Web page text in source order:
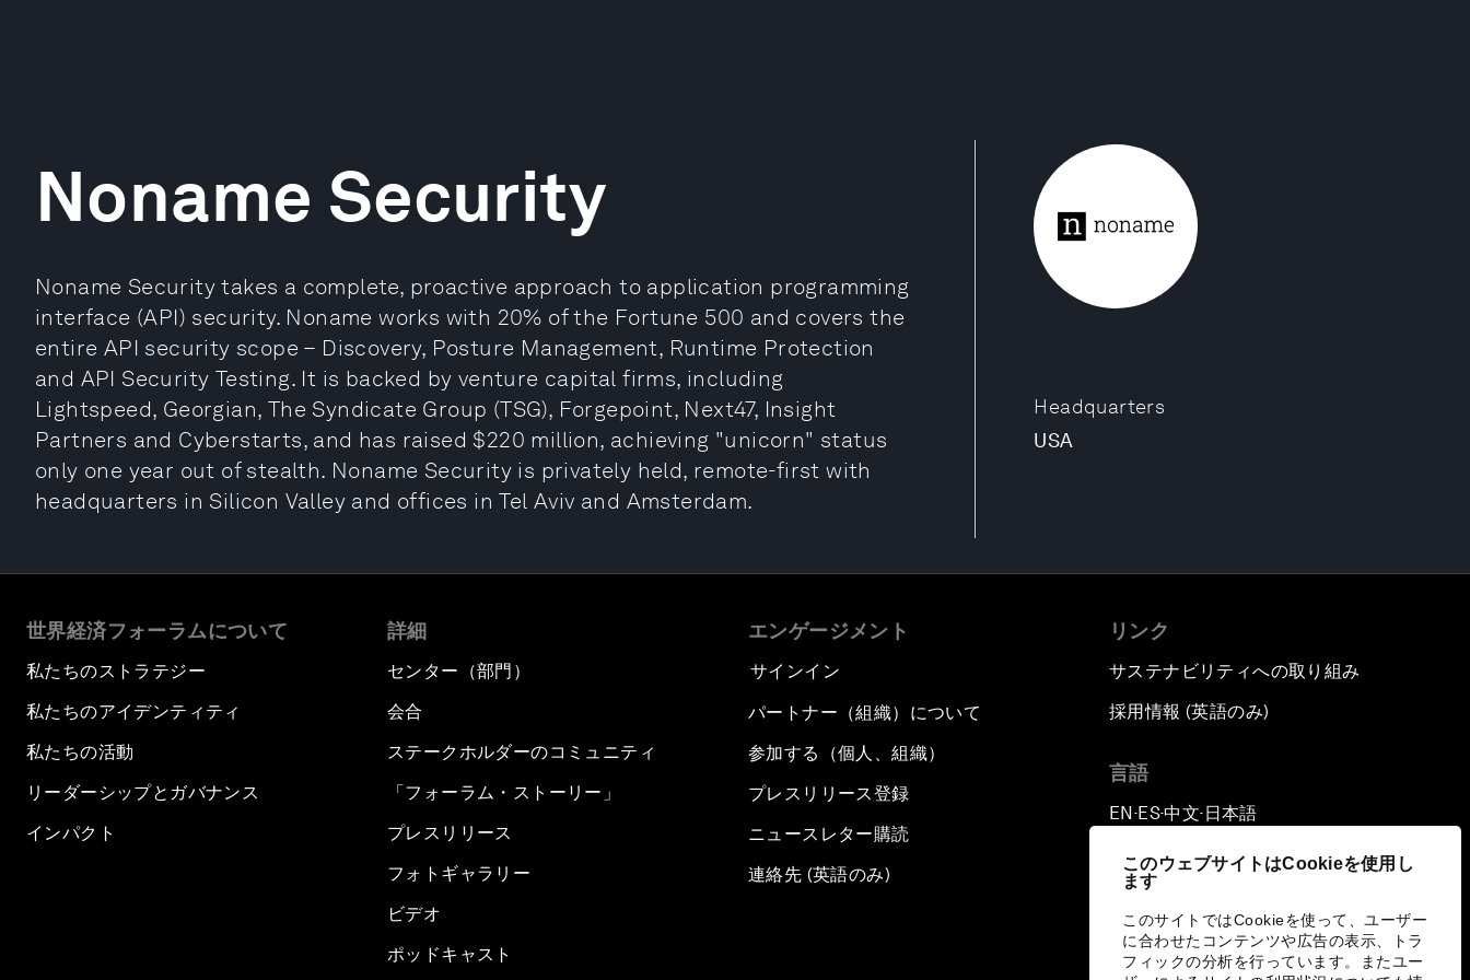
このウェブサイトはCookieを使用し
ます
このサイトではCookieを使って、ユーザー
に合わせたコンテンツや広告の表示、トラ
フィックの分析を行っています。またユー
Headquarters
USA
Noname Security
Noname Security takes a complete, proactive approach to application programming
interface (API) security. Noname works with 20% of the Fortune 500 and covers the
entire API security scope – Discovery, Posture Management, Runtime Protection
and API Security Testing. It is backed by venture capital firms, including
Lightspeed, Georgian, The Syndicate Group (TSG), Forgepoint, Next47, Insight
Partners and Cyberstarts, and has raised $220 million, achieving "unicorn" status
only one year out of stealth. Noname Security is privately held, remote-first with
headquarters in Silicon Valley and offices in Tel Aviv and Amsterdam.
世界経済フォーラムについて
私たちのストラテジー
私たちのアイデンティティ
私たちの活動
リーダーシップとガバナンス
インパクト
詳細
センター（部門）
会合
ステークホルダーのコミュニティ
「フォーラム・ストーリー」
プレスリリース
フォトギャラリー
ビデオ
ポッドキャスト
エンゲージメント
サインイン
パートナー（組織）について
参加する（個人、組織）
プレスリリース登録
ニュースレター購読
連絡先 (英語のみ)
リンク
サステナビリティへの取り組み
採用情報 (英語のみ)
言語
EN ▪ES▪中文▪ 日本語